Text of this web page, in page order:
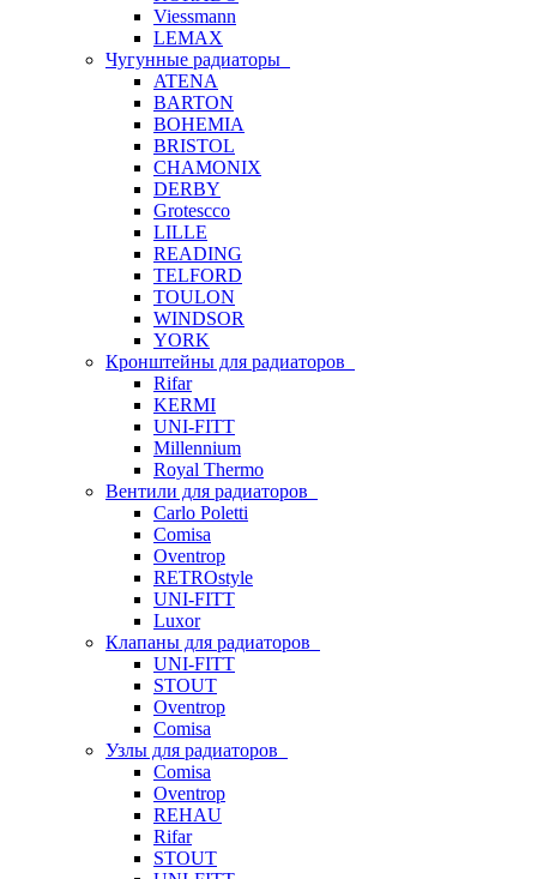
Viessmann
LEMAX
Чугунные радиаторы
ATENA
BARTON
BOHEMIA
BRISTOL
CHAMONIX
DERBY
Grotescco
LILLE
READING
TELFORD
TOULON
WINDSOR
YORK
Кронштейны для радиаторов
Rifar
KERMI
UNI-FITT
Millennium
Royal Thermo
Вентили для радиаторов
Carlo Poletti
Comisa
Oventrop
RETROstyle
UNI-FITT
Luxor
Клапаны для радиаторов
UNI-FITT
STOUT
Oventrop
Comisa
Узлы для радиаторов
Comisa
Oventrop
REHAU
Rifar
STOUT